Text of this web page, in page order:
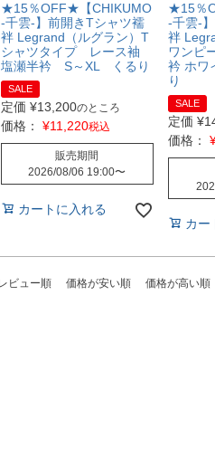
★15％OFF★【CHIKUMO
-千雲-】前開きTシャツ襦
袢 Legrand（ルグラン）T
シャツタイプ レース袖
塩瀬半衿 S～XL くるり
SALE
定価 ¥13,200のところ
価格： ¥11,220税込
販売期間
2026/08/06 19:00〜
カートに入れる
★15％
-千雲-
袢
ワンピ
衿 ホワ
り
SALE
定価 ¥
価格：
カー
ビュー順 価格が安い順 価格が高い順